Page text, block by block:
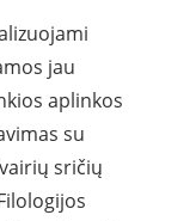
jau
aplinkos
su
sričių